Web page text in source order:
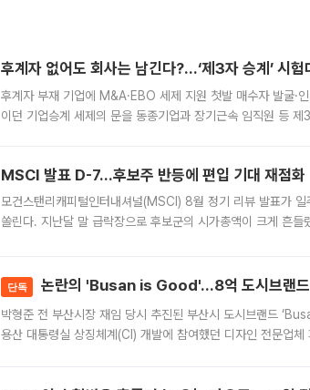
후계자 없어도 회사는 남긴다?…‘제3자 승계’ 시
후계자 부재 기업에 M&A·EBO 세제 지원 첫발 매수자 발굴·
이던 기업승계 세제의 문을 동종기업과 장기근속 임직원 등
MSCI 발표 D-7…후보주 반등에 편입 기대 재점화
모건스탠리캐피털인터내셔널(MSCI) 8월 정기 리뷰 발표가
쏠린다. 지난달 말 급락장으로 후보군의 시가총액이 크게 흔
단독 논란의 'Busan is Good'…8억 도시브랜드,
박형준 전 부산시장 재임 당시 추진된 부산시 도시브랜드
용산 대통령실 상징체계(CI) 개발에 참여했던 디자인 전문업